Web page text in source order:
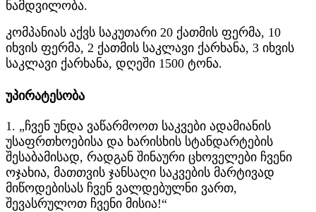
ნამდვილობა.
კომპანიას აქვს საკუთარი 20 ქათმის ფერმა, 10
იხვის ფერმა, 2 ქათმის საკლავი ქარხანა, 3 იხვის
საკლავი ქარხანა, დღეში 1500 ტონა.
უპირატესობა
1. „ჩვენ უნდა ვაწარმოოთ საკვები ადამიანის
უსაფრთხოებისა და ხარისხის სტანდარტების
შესაბამისად, რადგან შინაური ცხოველები ჩვენი
ოჯახია, მათთვის ჯანსაღი საკვების მარტივად
მიწოდებისას ჩვენ ვალდებულნი ვართ,
შევასრულოთ ჩვენი მისია!“